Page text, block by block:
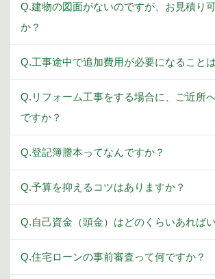
Q.建物の図面がないのですが、お見積り
か？
Q.工事途中で追加費用が必要になること
Q.リフォーム工事をする場合に、ご近所
ですか？
Q.登記簿謄本ってなんですか？
Q.予算を抑えるコツはありますか？
Q.自己資金（頭金）はどのくらいあれば
Q.住宅ローンの事前審査って何ですか？